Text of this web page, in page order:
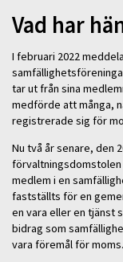
Vad har
I februari 2022
tar ut från sina
medförde att många,
registrerade sig för
Nu två år senare, den
medlem i en
fastställts för en
en vara eller en tjänst
bidrag som
vara föremål för moms.